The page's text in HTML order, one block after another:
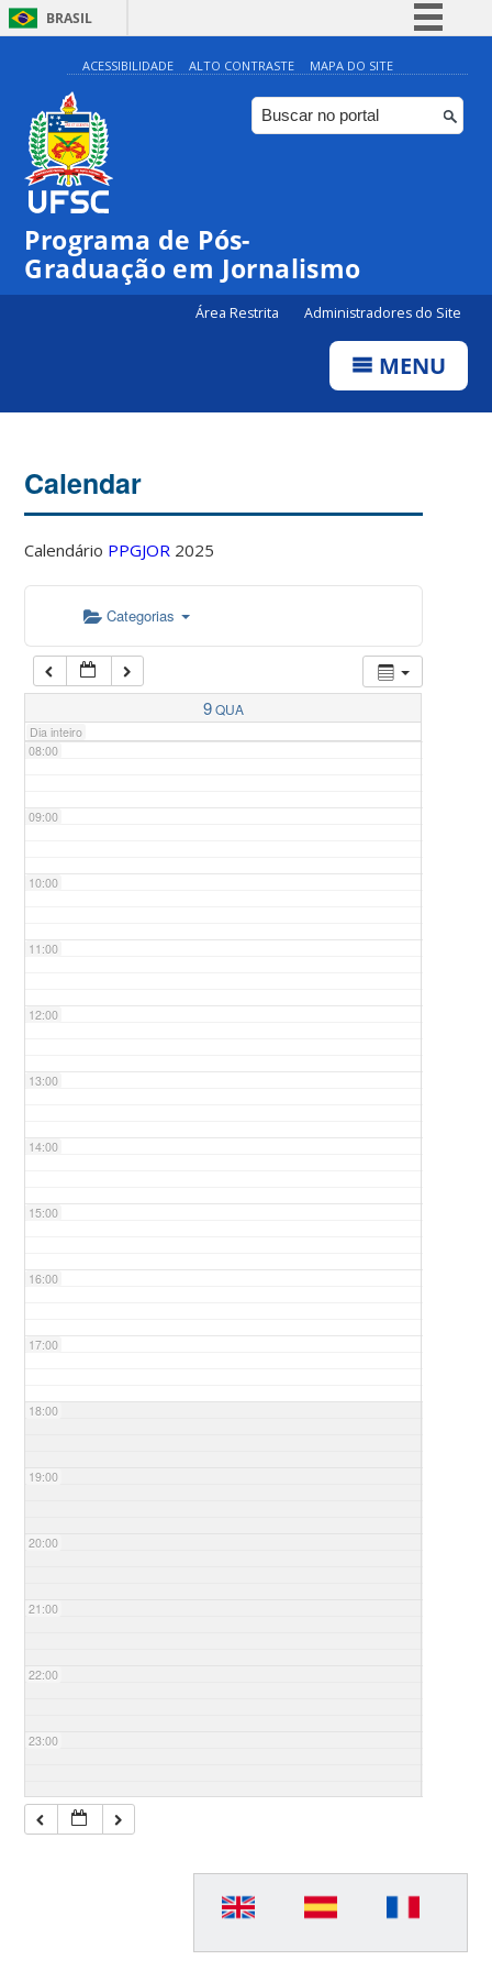
BRASIL
Simplifique!
Comunica BR
Participe
ACESSIBILIDADE ALTO CONTRASTE MAPA DO SITE
Programa de Pós-
Graduação em Jornalismo
Área Restrita Administradores do Site
MENU
Calendar
Calendário PPGJOR 2025
Categorias
9QUA
Dia inteiro
04:00
05:00
07:00
08:00
09:00
10:00
11:00
12:00
13:00
14:00
15:00
16:00
17:00
18:00
19:00
20:00
21:00
22:00
23:00